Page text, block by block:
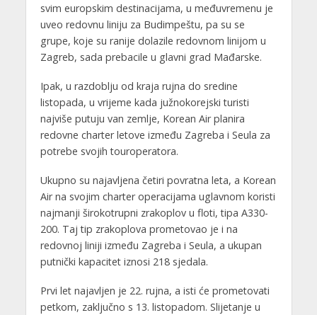
svim europskim destinacijama, u međuvremenu je
uveo redovnu liniju za Budimpeštu, pa su se
grupe, koje su ranije dolazile redovnom linijom u
Zagreb, sada prebacile u glavni grad Mađarske.
Ipak, u razdoblju od kraja rujna do sredine
listopada, u vrijeme kada južnokorejski turisti
najviše putuju van zemlje, Korean Air planira
redovne charter letove između Zagreba i Seula za
potrebe svojih touroperatora.
Ukupno su najavljena četiri povratna leta, a Korean
Air na svojim charter operacijama uglavnom koristi
najmanji širokotrupni zrakoplov u floti, tipa A330-
200. Taj tip zrakoplova prometovao je i na
redovnoj liniji između Zagreba i Seula, a ukupan
putnički kapacitet iznosi 218 sjedala.
Prvi let najavljen je 22. rujna, a isti će prometovati
petkom, zaključno s 13. listopadom. Slijetanje u